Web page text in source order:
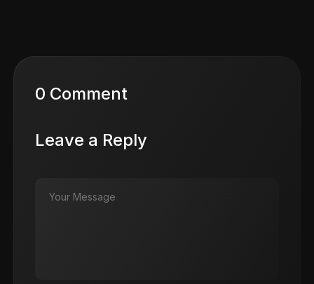
0 Comment
Leave a Reply